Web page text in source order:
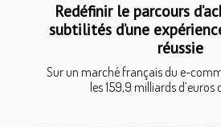
Redéfinir le parcours
subtilités d’une
réussie
Sur un marché français du e-
les 159,9 milliards d’euros